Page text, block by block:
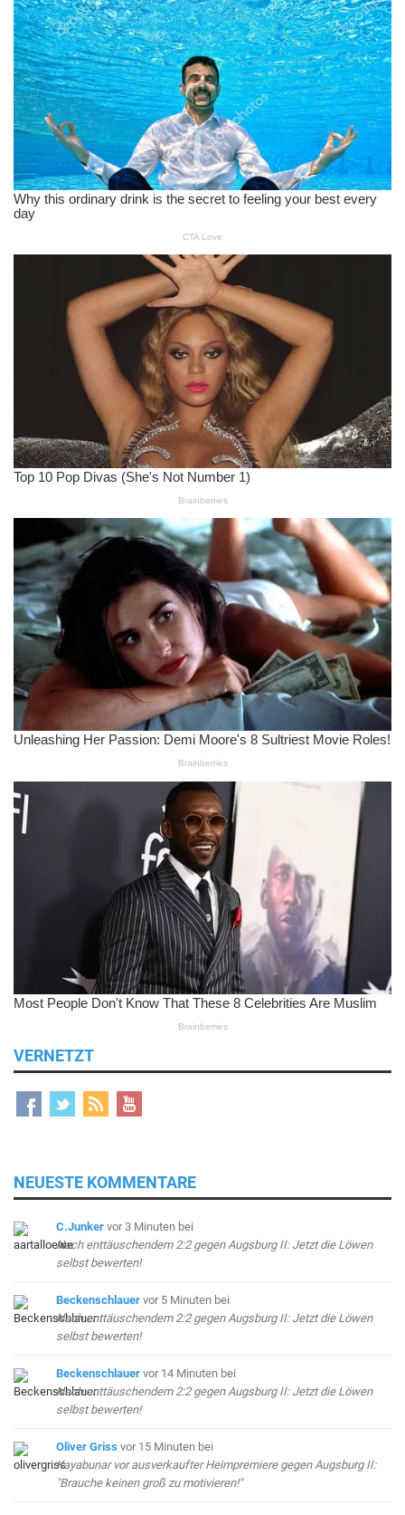
VERNETZT
NEUESTE KOMMENTARE
C.Junker vor 3 Minuten bei
Nach enttäuschendem 2:2 gegen Augsburg II: Jetzt die Löwen
selbst bewerten!
Beckenschlauer vor 5 Minuten bei
Nach enttäuschendem 2:2 gegen Augsburg II: Jetzt die Löwen
selbst bewerten!
Beckenschlauer vor 14 Minuten bei
Nach enttäuschendem 2:2 gegen Augsburg II: Jetzt die Löwen
selbst bewerten!
Oliver Griss vor 15 Minuten bei
Kayabunar vor ausverkaufter Heimpremiere gegen Augsburg II:
"Brauche keinen groß zu motivieren!"